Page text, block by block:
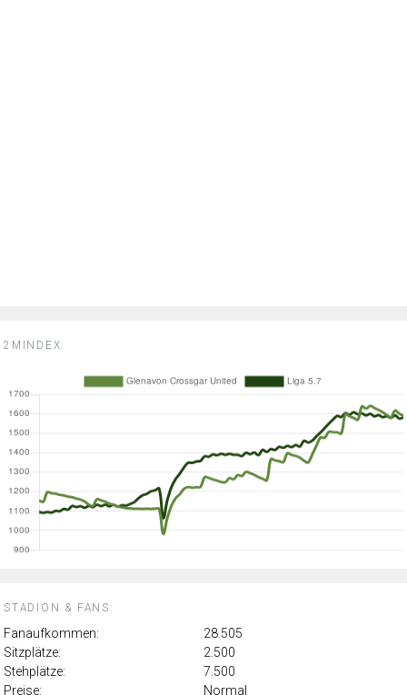
2MINDEX:
STADION & FANS:
Fanaufkommen:
28.505
Sitzplätze:
2.500
Stehplätze:
7.500
Preise:
Normal